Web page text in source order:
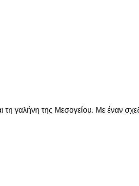
τη γαλήνη της Μεσογείου. Με έναν